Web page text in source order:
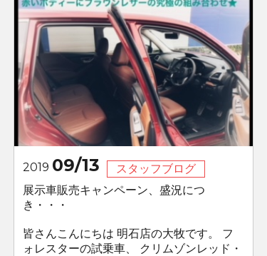
2019 09/13
スタッフブログ
展示車販売キャンペーン、盛況につ
き・・・
皆さんこんにちは 明石店の大牧です。 フ
ォレスターの試乗車、 クリムゾンレッド・